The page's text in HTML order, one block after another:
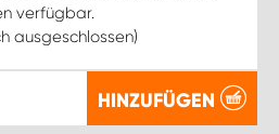
verfügbar.
ausgeschlossen)
HINZUFÜGEN